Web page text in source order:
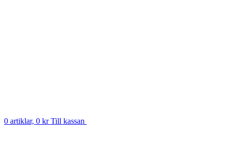
0 artiklar, 0 krTill kassan